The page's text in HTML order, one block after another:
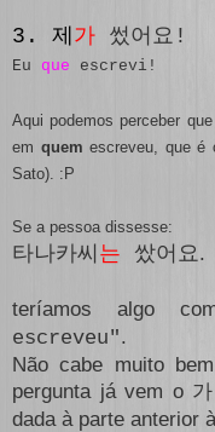
3. 제 가 썼어요!
Eu que escrevi!
Aqui podemos perceber
em quem escreveu, que é
Sato). :P
Se a pessoa dissesse:
타나카씨 는 쌌어요.
teríamos algo
escreveu".
Não cabe muito
pergunta já vem o 가
dada à parte anterior